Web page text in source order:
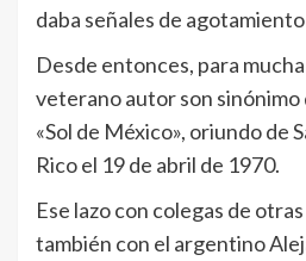
daba señales de
Desde entonces, para
veterano autor son sinónimo
«Sol de México», oriundo de
Rico el 19 de abril de 1970.
Ese lazo con colegas de
también con el argentino